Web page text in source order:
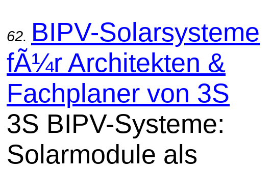
62. BIPV-Solarsysteme
fÃ¼r Architekten &
Fachplaner von 3S
3S BIPV-Systeme:
Solarmodule als